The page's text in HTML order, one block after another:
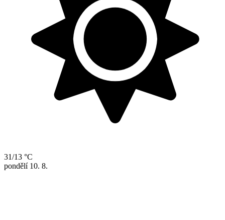
31/13 °C
pondělí 10. 8.